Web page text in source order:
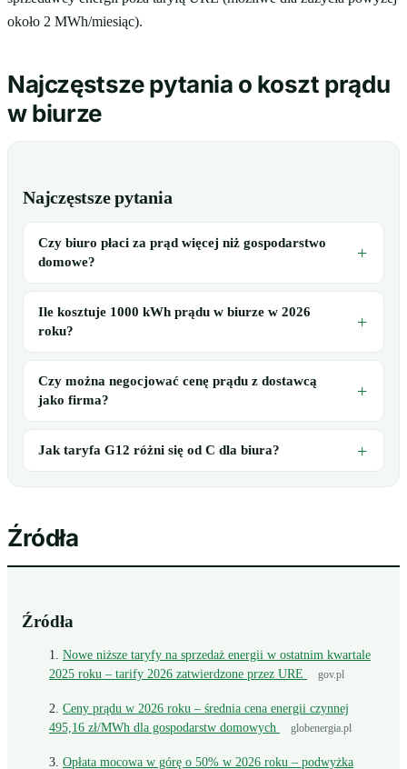
około 2 MWh/miesiąc).
Najczęstsze pytania o koszt prądu
w biurze
Najczęstsze pytania
Czy biuro płaci za prąd więcej niż gospodarstwo
domowe?
Ile kosztuje 1000 kWh prądu w biurze w 2026
roku?
Czy można negocjować cenę prądu z dostawcą
jako firma?
Jak taryfa G12 różni się od C dla biura?
Źródła
Źródła
Nowe niższe taryfy na sprzedaż energii w ostatnim kwartale
2025 roku – tarify 2026 zatwierdzone przez URE
gov.pl
Ceny prądu w 2026 roku – średnia cena energii czynnej
495,16 zł/MWh dla gospodarstw domowych
globenergia.pl
Opłata mocowa w górę o 50% w 2026 roku – podwyżka